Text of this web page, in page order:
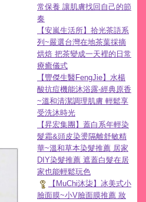
常保養 讓肌膚找回自己的節
奏
【安嵐生活所】拾光茶語系
列~嚴選台灣在地茶葉採摘
烘焙 把茶變成一天裡的日常
療癒儀式
【豐傑生醫FengJie】水楊
酸抗痘機能沐浴露-經典原香
~溫和清潔調理肌膚 輕鬆享
受洗沐時光
【昇宏集團】蓋白系年輕染
髮霜&頭皮染燙隔離舒敏精
華~溫和草本染髮推薦 居家
DIY染髮推薦 遮蓋白髮在居
家也能輕鬆玩色
【MuChi沐柒】冰美式小
臉面膜~小V臉面膜推薦 妝